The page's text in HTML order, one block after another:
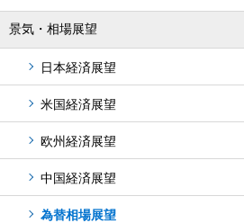
景気・相場展望
日本経済展望
米国経済展望
欧州経済展望
中国経済展望
為替相場展望